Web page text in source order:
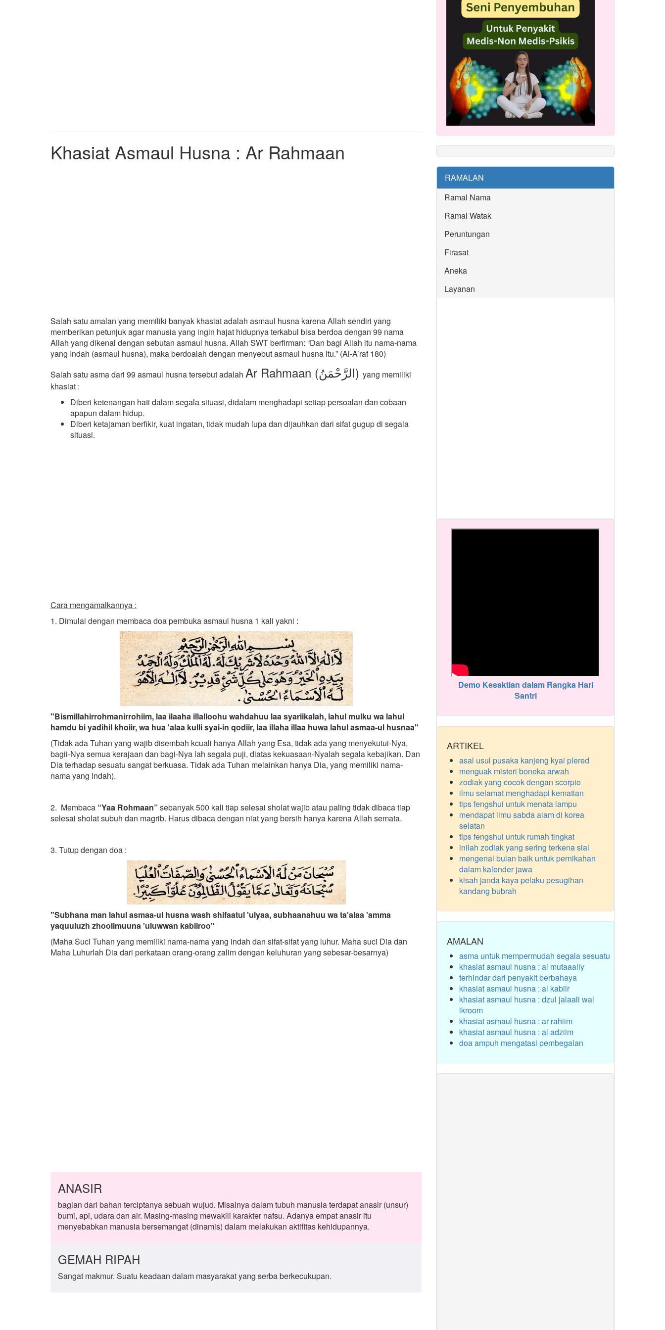
Khasiat Asmaul Husna : Ar Rahmaan
Salah satu amalan yang memiliki banyak khasiat adalah asmaul husna karena Allah sendiri yang
memberikan petunjuk agar manusia yang ingin hajat hidupnya terkabul bisa berdoa dengan 99 nama
Allah yang dikenal dengan sebutan asmaul husna. Allah SWT berfirman: “Dan bagi Allah itu nama-nama
yang Indah (asmaul husna), maka berdoalah dengan menyebut asmaul husna itu.” (Al-A’raf 180)
Salah satu asma dari 99 asmaul husna tersebut adalah
Ar Rahmaan (الرَّحْمَنُ) yang memiliki
khasiat :
Diberi ketenangan hati dalam segala situasi, didalam menghadapi setiap persoalan dan cobaan
apapun dalam hidup.
Diberi ketajaman berfikir, kuat ingatan, tidak mudah lupa dan dijauhkan dari sifat gugup di segala
situasi.
Cara mengamalkannya :
1. Dimulai dengan membaca doa pembuka asmaul husna 1 kali yakni :
"Bismillahirrohmanirrohiim, laa ilaaha illalloohu wahdahuu laa syariikalah, lahul mulku wa lahul
hamdu bi yadihil khoiir, wa hua 'alaa kulli syai-in qodiir, laa illaha illaa huwa lahul asmaa-ul husnaa"
(Tidak ada Tuhan yang wajib disembah kcuali hanya Allah yang Esa, tidak ada yang menyekutui-Nya,
bagii-Nya semua kerajaan dan bagi-Nya lah segala puji, diatas kekuasaan-Nyalah segala kebajikan. Dan
Dia terhadap sesuatu sangat berkuasa. Tidak ada Tuhan melainkan hanya Dia, yang memiliki nama-
nama yang indah).
2. Membaca “Yaa Rohmaan” sebanyak 500 kali tiap selesai sholat wajib atau paling tidak dibaca tiap
selesai sholat subuh dan magrib. Harus dibaca dengan niat yang bersih hanya karena Allah semata.
3. Tutup dengan doa :
"Subhana man lahul asmaa-ul husna wash shifaatul 'ulyaa, subhaanahuu wa ta'alaa 'amma
yaquuluzh zhoolimuuna 'uluwwan kabiiroo"
(Maha Suci Tuhan yang memiliki nama-nama yang indah dan sifat-sifat yang luhur. Maha suci Dia dan
Maha Luhurlah Dia dari perkataan orang-orang zalim dengan keluhuran yang sebesar-besarnya)
ANASIR
bagian dari bahan terciptanya sebuah wujud. Misalnya dalam tubuh manusia terdapat anasir (unsur)
bumi, api, udara dan air. Masing-masing mewakili karakter nafsu. Adanya empat anasir itu
menyebabkan manusia bersemangat (dinamis) dalam melakukan aktifitas kehidupannya.
GEMAH RIPAH
Sangat makmur. Suatu keadaan dalam masyarakat yang serba berkecukupan.
RAMALAN
Ramal Nama
Ramal Watak
Peruntungan
Firasat
Aneka
Layanan
Demo Kesaktian dalam Rangka Hari
Santri
ARTIKEL
asal usul pusaka kanjeng kyai plered
menguak misteri boneka arwah
zodiak yang cocok dengan scorpio
ilmu selamat menghadapi kematian
tips fengshui untuk menata lampu
mendapat ilmu sabda alam di korea
selatan
tips fengshui untuk rumah tingkat
inilah zodiak yang sering terkena sial
mengenal bulan baik untuk pernikahan
dalam kalender jawa
kisah janda kaya pelaku pesugihan
kandang bubrah
AMALAN
asma untuk mempermudah segala sesuatu
khasiat asmaul husna : al mutaaaliy
terhindar dari penyakit berbahaya
khasiat asmaul husna : al kabiir
khasiat asmaul husna : dzul jalaali wal
ikroom
khasiat asmaul husna : ar rahiim
khasiat asmaul husna : al adziim
doa ampuh mengatasi pembegalan